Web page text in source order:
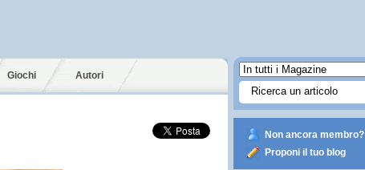
Giochi Autori
Non ancora membro?
Proponi il tuo blog